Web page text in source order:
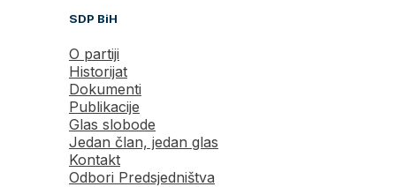
SDP BiH
O partiji
Historijat
Dokumenti
Publikacije
Glas slobode
Jedan član, jedan glas
Kontakt
Odbori Predsjedništva